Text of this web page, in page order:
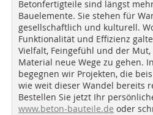
Betonfertigteile sind längst
Bauelemente. Sie stehen für
gesellschaftlich und kulturell.
Funktionalität und Effizienz
Vielfalt, Feingefühl und der
Material neue Wege zu gehen.
begegnen wir Projekten, die
wie weit dieser Wandel bereits
Bestellen Sie jetzt Ihr
www.beton-bauteile.de oder